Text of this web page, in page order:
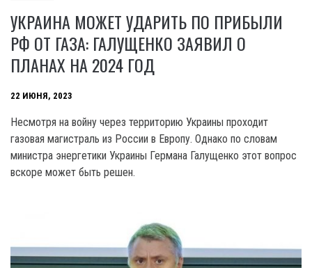
УКРАИНА МОЖЕТ УДАРИТЬ ПО ПРИБЫЛИ
РФ ОТ ГАЗА: ГАЛУЩЕНКО ЗАЯВИЛ О
ПЛАНАХ НА 2024 ГОД
22 ИЮНЯ, 2023
Несмотря на войну через территорию Украины проходит
газовая магистраль из России в Европу. Однако по словам
министра энергетики Украины Германа Галущенко этот вопрос
вскоре может быть решен.